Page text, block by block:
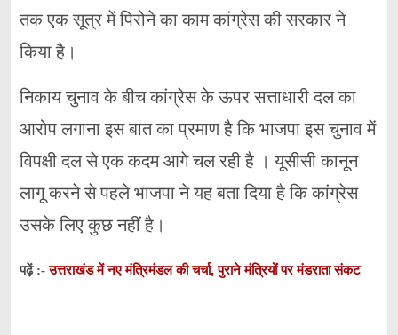
तक एक सूत्र में पिरोने का काम कांग्रेस की सरकार ने
किया है।
निकाय चुनाव के बीच कांग्रेस के ऊपर सत्ताधारी दल का
आरोप लगाना इस बात का प्रमाण है कि भाजपा इस चुनाव में
विपक्षी दल से एक कदम आगे चल रही है । यूसीसी कानून
लागू करने से पहले भाजपा ने यह बता दिया है कि कांग्रेस
उसके लिए कुछ नहीं है।
पढ़ें :-उत्तराखंड में नए मंत्रिमंडल की चर्चा, पुराने मंत्रियोंं पर मंडराता संकट